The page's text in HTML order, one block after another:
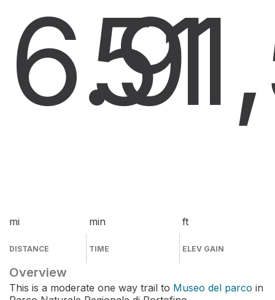
6.9
mi
DISTANCE
51
min
TIME
ft
ELEV GAIN
Overview
This is a moderate one way trail to Museo del parco in